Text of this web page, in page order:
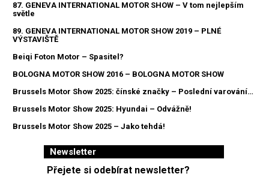
87. GENEVA INTERNATIONAL MOTOR SHOW – V tom nejlepším
světle
89. GENEVA INTERNATIONAL MOTOR SHOW 2019 – PLNÉ
VÝSTAVIŠTĚ
Beiqi Foton Motor – Spasitel?
BOLOGNA MOTOR SHOW 2016 – BOLOGNA MOTOR SHOW
Brussels Motor Show 2025: čínské značky – Poslední varování…
Brussels Motor Show 2025: Hyundai – Odvážně!
Brussels Motor Show 2025 – Jako tehdá!
Newsletter
Přejete si odebírat newsletter?